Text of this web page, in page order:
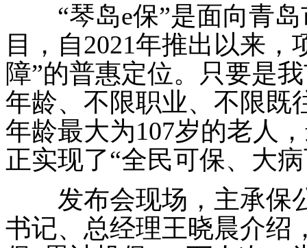
“琴岛e保”是面向青岛
目，自2021年推出以来
障”的普惠定位。只要是
年龄、不限职业、不限既
年龄最大为107岁的老人
正实现了“全民可保、大
发布会现场，主承保
书记、总经理王晓晨介绍